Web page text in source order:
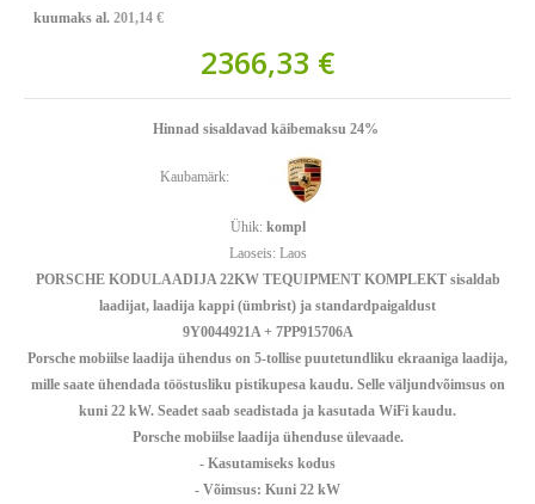
kuumaks al. 201,14 €
2366,33 €
Hinnad sisaldavad käibemaksu 24%
Kaubamärk:
Ühik:kompl
Laoseis: Laos
PORSCHE KODULAADIJA 22KW TEQUIPMENT KOMPLEKT sisaldab
laadijat, laadija kappi (ümbrist) ja standardpaigaldust
9Y0044921A + 7PP915706A
Porsche mobiilse laadija ühendus on 5-tollise puutetundliku ekraaniga laadija,
mille saate ühendada tööstusliku pistikupesa kaudu. Selle väljundvõimsus on
kuni 22 kW. Seadet saab seadistada ja kasutada WiFi kaudu.
Porsche mobiilse laadija ühenduse ülevaade.
- Kasutamiseks kodus
- Võimsus: Kuni 22 kW